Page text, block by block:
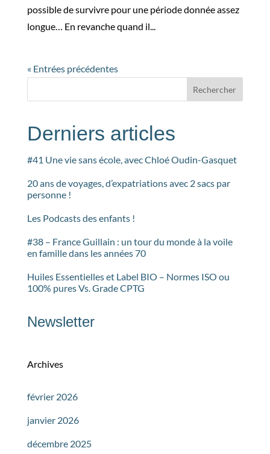
possible de survivre pour une période donnée assez
longue… En revanche quand il...
« Entrées précédentes
Rechercher
Derniers articles
#41 Une vie sans école, avec Chloé Oudin-Gasquet
20 ans de voyages, d’expatriations avec 2 sacs par
personne !
Les Podcasts des enfants !
#38 – France Guillain : un tour du monde à la voile
en famille dans les années 70
Huiles Essentielles et Label BIO – Normes ISO ou
100% pures Vs. Grade CPTG
Newsletter
Archives
février 2026
janvier 2026
décembre 2025